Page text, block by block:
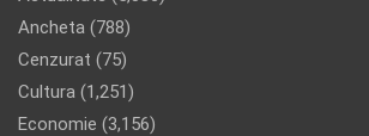
Ancheta (788)
Cenzurat (75)
Cultura (1,251)
Economie (3,156)